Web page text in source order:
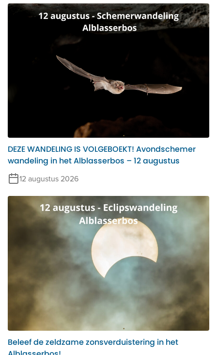
DEZE WANDELING IS VOLGEBOEKT! Avondschemer
wandeling in het Alblasserbos – 12 augustus
12 augustus 2026
Beleef de zeldzame zonsverduistering in het